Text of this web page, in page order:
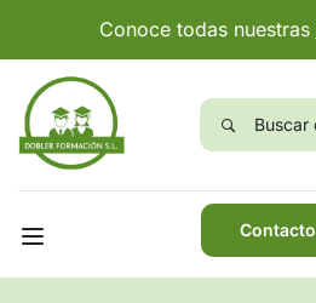
Conoce todas nuestras
Contacto